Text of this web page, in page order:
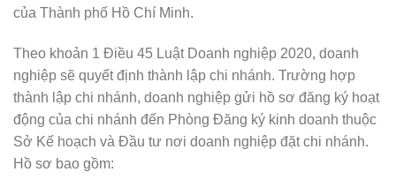
của Thành phố Hồ Chí Minh.
Theo khoản 1 Điều 45 Luật Doanh nghiệp 2020, doanh
nghiệp sẽ quyết định thành lập chi nhánh. Trường hợp
thành lập chi nhánh, doanh nghiệp gửi hồ sơ đăng ký hoạt
động của chi nhánh đến Phòng Đăng ký kinh doanh thuộc
Sở Kế hoạch và Đầu tư nơi doanh nghiệp đặt chi nhánh.
Hồ sơ bao gồm: